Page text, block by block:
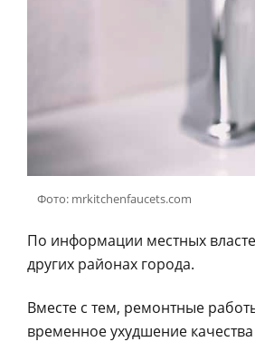
Фото: mrkitchenfaucets.com
По информации местных
других районах города.
Вместе с тем, ремонтные
временное ухудшение